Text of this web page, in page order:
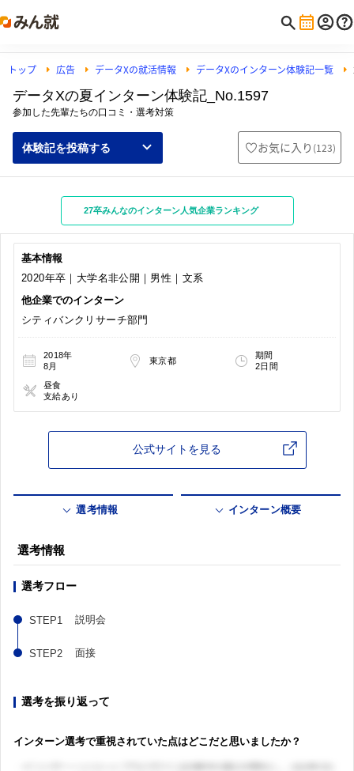
トップ 広告 データXの就活情報 データXのインターン体験記一覧
データXの夏インターン体験記_No.1597
参加した先輩たちの口コミ・選考対策
体験記を投稿する お気に入り (123)
27卒みんなのインターン人気企業ランキング
基本情報
2020年卒｜大学名非公開｜男性｜文系
他企業でのインターン
シティバンクリサーチ部門
2018年
8月
東京都
期間
2日間
昼食
支給あり
公式サイトを見る
選考情報 インターン概要
選考情報
選考フロー
説明会
面接
選考を振り返って
インターン選考で重視されていた点はどこだと思いましたか？